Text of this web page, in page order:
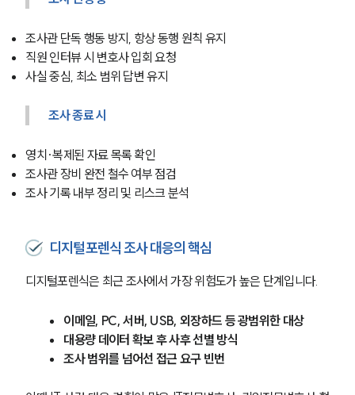
PROFESSIONALS
기업전문변호사
그룹소개
대륜의 강점
기업의뢰인을 위한 장점
글로벌 파트너 로펌
고객의 소리
통합검색
AI대륜
INSIGHT
기업 인사이트
조사관 단독 행동 방지, 항상 동행 원칙 유지
직원 인터뷰 시 변호사 입회 요청
사실 중심, 최소 범위 답변 유지
조사 종료 시
영치·복제된 자료 목록 확인
조사관 장비 완전 철수 여부 점검
조사 기록 내부 정리 및 리스크 분석
디지털포렌식 조사 대응의 핵심
디지털포렌식은 최근 조사에서 가장 위험도가 높은 단계입니다.
이메일, PC, 서버, USB, 외장하드 등 광범위한 대상
대용량 데이터 확보 후 사후 선별 방식
조사 범위를 넘어선 접근 요구 빈번